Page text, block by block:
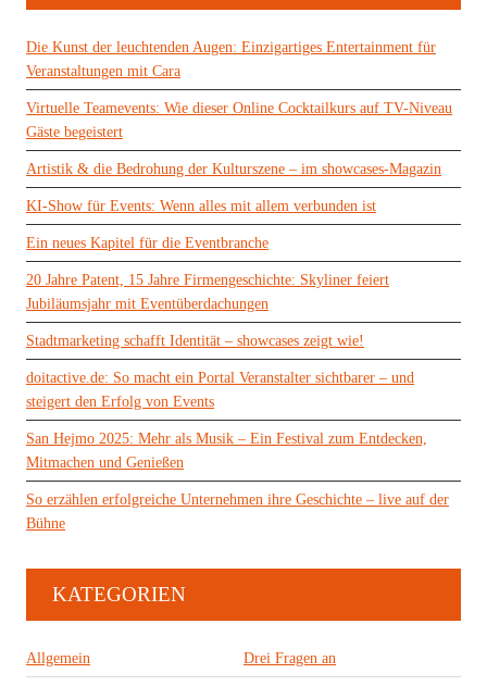
Die Kunst der leuchtenden Augen: Einzigartiges Entertainment für
Veranstaltungen mit Cara
Virtuelle Teamevents: Wie dieser Online Cocktailkurs auf TV-Niveau
Gäste begeistert
Artistik & die Bedrohung der Kulturszene – im showcases-Magazin
KI-Show für Events: Wenn alles mit allem verbunden ist
Ein neues Kapitel für die Eventbranche
20 Jahre Patent, 15 Jahre Firmengeschichte: Skyliner feiert
Jubiläumsjahr mit Eventüberdachungen
Stadtmarketing schafft Identität – showcases zeigt wie!
doitactive.de: So macht ein Portal Veranstalter sichtbarer – und
steigert den Erfolg von Events
San Hejmo 2025: Mehr als Musik – Ein Festival zum Entdecken,
Mitmachen und Genießen
So erzählen erfolgreiche Unternehmen ihre Geschichte – live auf der
Bühne
KATEGORIEN
Allgemein Drei Fragen an